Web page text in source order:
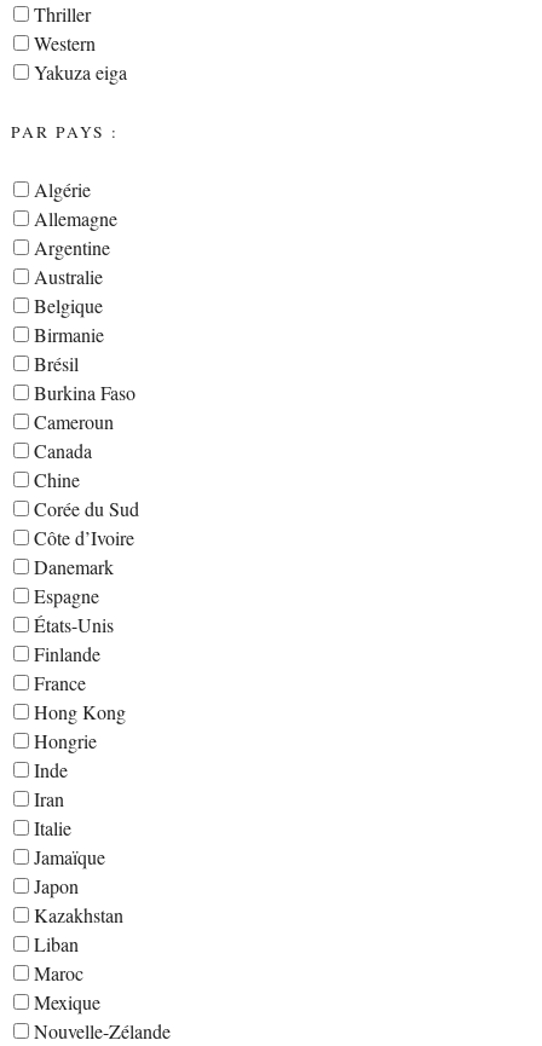
Thriller
Western
Yakuza eiga
PAR PAYS :
Algérie
Allemagne
Argentine
Australie
Belgique
Birmanie
Brésil
Burkina Faso
Cameroun
Canada
Chine
Corée du Sud
Côte d’Ivoire
Danemark
Espagne
États-Unis
Finlande
France
Hong Kong
Hongrie
Inde
Iran
Italie
Jamaïque
Japon
Kazakhstan
Liban
Maroc
Mexique
Nouvelle-Zélande